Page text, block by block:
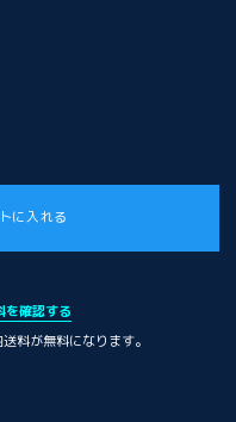
に入れる
を確認する
料が無料になります。